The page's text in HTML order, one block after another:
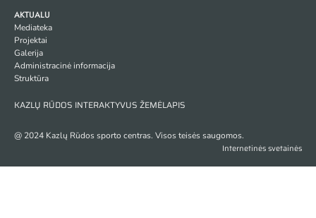
AKTUALU
Mediateka
Projektai
Galerija
Administracinė informacija
Struktūra
KAZLŲ RŪDOS INTERAKTYVUS ŽEMĖLAPIS
@ 2024 Kazlų Rūdos sporto centras. Visos teisės saugomos.
Internetinės svetainės